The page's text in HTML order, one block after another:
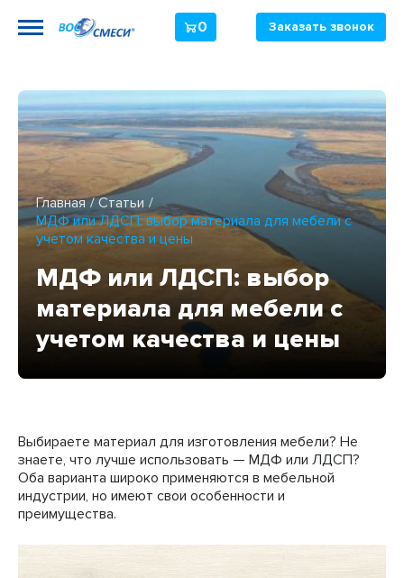
0 Заказать звонок
Главная
Статьи
МДФ или ЛДСП: выбор материала для мебели с
учетом качества и цены
МДФ или ЛДСП: выбор
материала для мебели с
учетом качества и цены
Выбираете материал для изготовления мебели? Не
знаете, что лучше использовать — МДФ или ЛДСП?
Оба варианта широко применяются в мебельной
индустрии, но имеют свои особенности и
преимущества.